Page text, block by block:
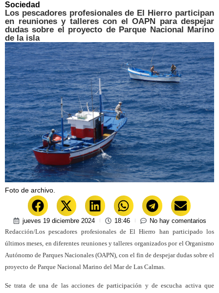
Sociedad
Los pescadores profesionales de El Hierro participan
en reuniones y talleres con el OAPN para despejar
dudas sobre el proyecto de Parque Nacional Marino
de la isla
Foto de archivo.
jueves 19 diciembre 2024 18:46
No hay comentarios
Redacción/Los pescadores profesionales de El Hierro han participado los
últimos meses, en diferentes reuniones y talleres organizados por el Organismo
Autónomo de Parques Nacionales (OAPN), con el fin de despejar dudas sobre el
proyecto de Parque Nacional Marino del Mar de Las Calmas.
Se trata de una de las acciones de participación y de escucha activa que